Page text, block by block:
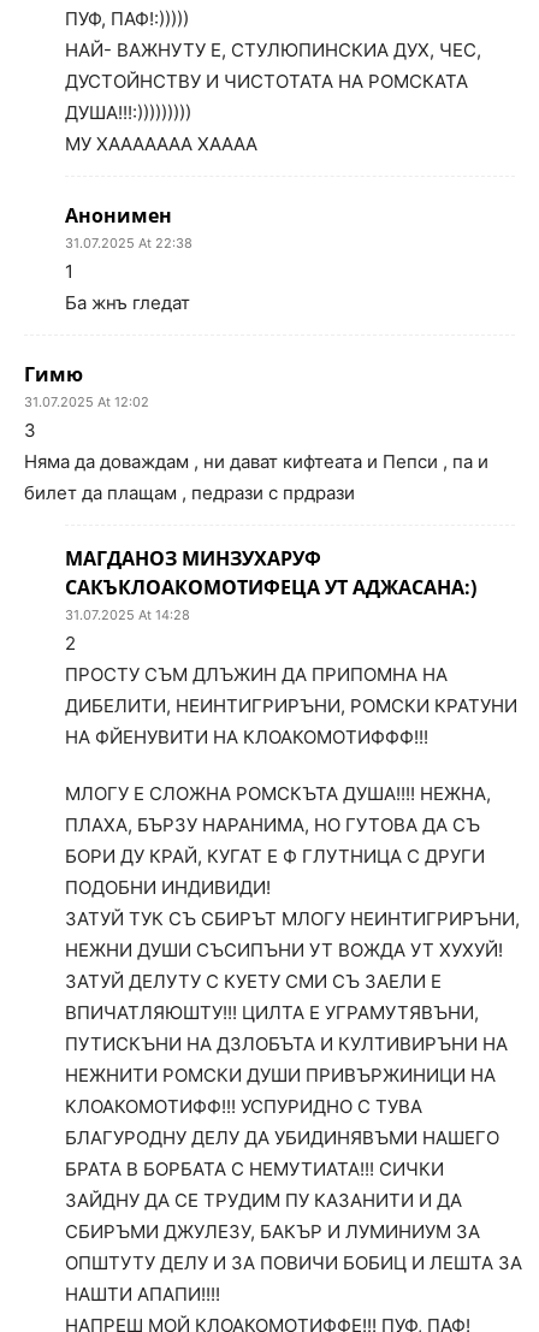
ПУФ, ПАФ!:)))))
НАЙ- ВАЖНУТУ Е, СТУЛЮПИНСКИА ДУХ, ЧЕС,
ДУСТОЙНСТВУ И ЧИСТОТАТА НА РОМСКАТА
ДУША!!!:)))))))))
МУ ХААААААА ХАААА
Анонимен
31.07.2025 At 22:38
1
Ба жнъ гледат
Гимю
31.07.2025 At 12:02
3
Няма да доваждам , ни дават кифтеата и Пепси , па и
билет да плащам , педрази с прдрази
МАГДАНОЗ МИНЗУХАРУФ
САКЪКЛОАКОМОТИФЕЦА УТ АДЖАСАНА:)
31.07.2025 At 14:28
2
ПРОСТУ СЪМ ДЛЪЖИН ДА ПРИПОМНА НА
ДИБЕЛИТИ, НЕИНТИГРИРЪНИ, РОМСКИ КРАТУНИ
НА ФЙЕНУВИТИ НА КЛОАКОМОТИФФФ!!!
МЛОГУ Е СЛОЖНА РОМСКЪТА ДУША!!!! НЕЖНА,
ПЛАХА, БЪРЗУ НАРАНИМА, НО ГУТОВА ДА СЪ
БОРИ ДУ КРАЙ, КУГАТ Е Ф ГЛУТНИЦА С ДРУГИ
ПОДОБНИ ИНДИВИДИ!
ЗАТУЙ ТУК СЪ СБИРЪТ МЛОГУ НЕИНТИГРИРЪНИ,
НЕЖНИ ДУШИ СЪСИПЪНИ УТ ВОЖДА УТ ХУХУЙ!
ЗАТУЙ ДЕЛУТУ С КУЕТУ СМИ СЪ ЗАЕЛИ Е
ВПИЧАТЛЯЮШТУ!!! ЦИЛТА Е УГРАМУТЯВЪНИ,
ПУТИСКЪНИ НА ДЗЛОБЪТА И КУЛТИВИРЪНИ НА
НЕЖНИТИ РОМСКИ ДУШИ ПРИВЪРЖИНИЦИ НА
КЛОАКОМОТИФФ!!! УСПУРИДНО С ТУВА
БЛАГУРОДНУ ДЕЛУ ДА УБИДИНЯВЪМИ НАШЕГО
БРАТА В БОРБАТА С НЕМУТИАТА!!! СИЧКИ
ЗАЙДНУ ДА СЕ ТРУДИМ ПУ КАЗАНИТИ И ДА
СБИРЪМИ ДЖУЛЕЗУ, БАКЪР И ЛУМИНИУМ ЗА
ОПШТУТУ ДЕЛУ И ЗА ПОВИЧИ БОБИЦ И ЛЕШТА ЗА
НАШТИ АПАПИ!!!!
НАПРЕШ МОЙ КЛОАКОМОТИФФЕ!!! ПУФ, ПАФ!